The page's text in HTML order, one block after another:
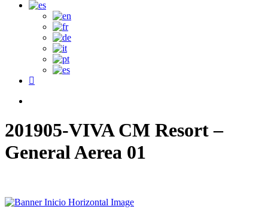
facebook
201905-VIVA CM Resort –
General Aerea 01